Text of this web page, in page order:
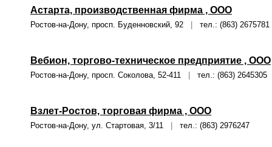
Астарта, производственная фирма , ООО
Ростов-на-Дону, просп. Буденновский, 92 тел.: (863) 2675781
Вебион, торгово-техническое предприятие , ООО
Ростов-на-Дону, просп. Соколова, 52-411 тел.: (863) 2645305
Взлет-Ростов, торговая фирма , ООО
Ростов-на-Дону, ул. Стартовая, 3/11 тел.: (863) 2976247